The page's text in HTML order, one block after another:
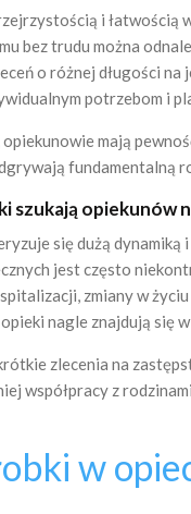
i łatwością
bez trudu można
o różnej długości
potrzebom i
mają
fundamentalną
szukają opiekunów
się dużą
jest często
zmiany w
nagle znajdują się
zlecenia na
współpracy z
w